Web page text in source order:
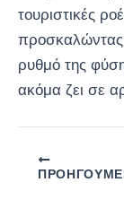
τουριστικές
προσκαλώντας
ρυθμό της
ακόμα ζει σε